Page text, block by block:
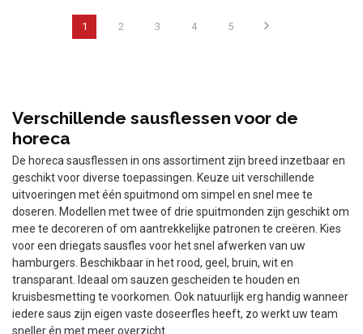
1 2 3 4 5
Verschillende sausflessen voor de
horeca
De horeca sausflessen in ons assortiment zijn breed inzetbaar en
geschikt voor diverse toepassingen. Keuze uit verschillende
uitvoeringen met één spuitmond om simpel en snel mee te
doseren. Modellen met twee of drie spuitmonden zijn geschikt om
mee te decoreren of om aantrekkelijke patronen te creëren. Kies
voor een driegats sausfles voor het snel afwerken van uw
hamburgers. Beschikbaar in het rood, geel, bruin, wit en
transparant. Ideaal om sauzen gescheiden te houden en
kruisbesmetting te voorkomen. Ook natuurlijk erg handig wanneer
iedere saus zijn eigen vaste doseerfles heeft, zo werkt uw team
sneller én met meer overzicht.